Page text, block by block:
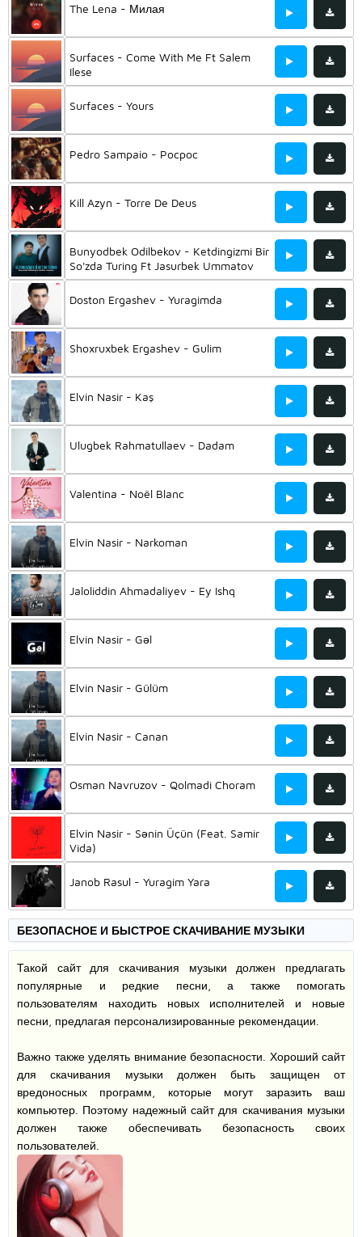
The Lena - Милая
Surfaces - Come With Me Ft Salem
Ilese
Surfaces - Yours
Pedro Sampaio - Pocpoc
Kill Azyn - Torre De Deus
Bunyodbek Odilbekov - Ketdingizmi Bir
So'zda Turing Ft Jasurbek Ummatov
Doston Ergashev - Yuragimda
Shoxruxbek Ergashev - Gulim
Elvin Nasir - Kaş
Ulugbek Rahmatullaev - Dadam
Valentina - Noël Blanc
Elvin Nasir - Narkoman
Jaloliddin Ahmadaliyev - Ey Ishq
Elvin Nasir - Gəl
Elvin Nasir - Gülüm
Elvin Nasir - Canan
Osman Navruzov - Qolmadi Choram
Elvin Nasir - Sənin Üçün (Feat. Samir
Vida)
Janob Rasul - Yuragim Yara
БЕЗОПАСНОЕ И БЫСТРОЕ СКАЧИВАНИЕ МУЗЫКИ
Такой сайт для скачивания музыки должен предлагать
популярные и редкие песни, а также помогать
пользователям находить новых исполнителей и новые
песни, предлагая персонализированные рекомендации.
Важно также уделять внимание безопасности. Хороший сайт
для скачивания музыки должен быть защищен от
вредоносных программ, которые могут заразить ваш
компьютер. Поэтому надежный сайт для скачивания музыки
должен также обеспечивать безопасность своих
пользователей.